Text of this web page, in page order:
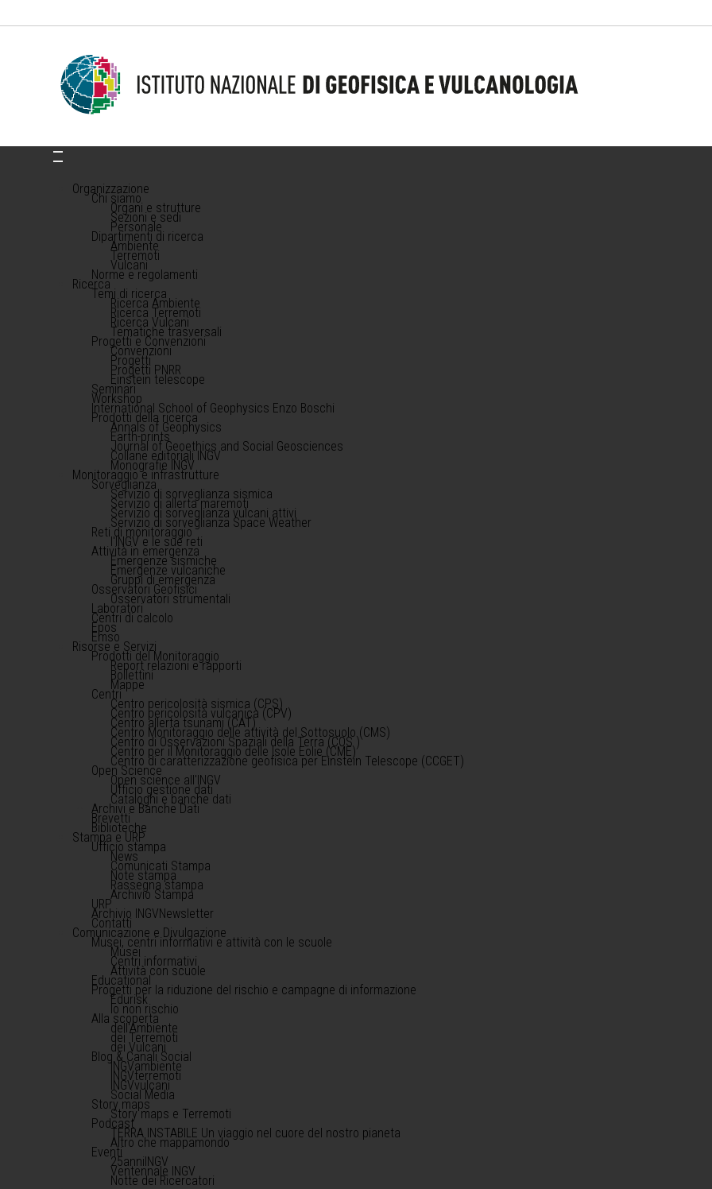
Organizzazione
Chi siamo
Organi e strutture
Sezioni e sedi
Personale
Dipartimenti di ricerca
Ambiente
Terremoti
Vulcani
Norme e regolamenti
Ricerca
Temi di ricerca
Ricerca Ambiente
Ricerca Terremoti
Ricerca Vulcani
Tematiche trasversali
Progetti e Convenzioni
Convenzioni
Progetti
Progetti PNRR
Einstein telescope
Seminari
Workshop
International School of Geophysics Enzo Boschi
Prodotti della ricerca
Annals of Geophysics
Earth-prints
Journal of Geoethics and Social Geosciences
Collane editoriali INGV
Monografie INGV
Monitoraggio e infrastrutture
Sorveglianza
Servizio di sorveglianza sismica
Servizio di allerta maremoti
Servizio di sorveglianza vulcani attivi
Servizio di sorveglianza Space Weather
Reti di monitoraggio
l'INGV e le sue reti
Attività in emergenza
Emergenze sismiche
Emergenze vulcaniche
Gruppi di emergenza
Osservatori Geofisici
Osservatori strumentali
Laboratori
Centri di calcolo
Epos
Emso
Risorse e Servizi
Prodotti del Monitoraggio
Report relazioni e rapporti
Bollettini
Mappe
Centri
Centro pericolosità sismica (CPS)
Centro pericolosità vulcanica (CPV)
Centro allerta tsunami (CAT)
Centro Monitoraggio delle attività del Sottosuolo (CMS)
Centro di Osservazioni Spaziali della Terra (COS )
Centro per il Monitoraggio delle Isole Eolie (CME)
Centro di caratterizzazione geofisica per Einstein Telescope (CCGET)
Open Science
Open science all'INGV
Ufficio gestione dati
Cataloghi e banche dati
Archivi e Banche Dati
Brevetti
Biblioteche
Stampa e URP
Ufficio stampa
News
Comunicati Stampa
Note stampa
Rassegna stampa
Archivio Stampa
URP
Archivio INGVNewsletter
Contatti
Comunicazione e Divulgazione
Musei, centri informativi e attività con le scuole
Musei
Centri informativi
Attività con scuole
Educational
Progetti per la riduzione del rischio e campagne di informazione
Edurisk
Io non rischio
Alla scoperta
dell'Ambiente
dei Terremoti
dei Vulcani
Blog & Canali Social
INGVambiente
INGVterremoti
INGVvulcani
Social Media
Story maps
Story maps e Terremoti
Podcast
TERRA INSTABILE Un viaggio nel cuore del nostro pianeta
Altro che mappamondo
Eventi
25anniINGV
Ventennale INGV
Notte dei Ricercatori